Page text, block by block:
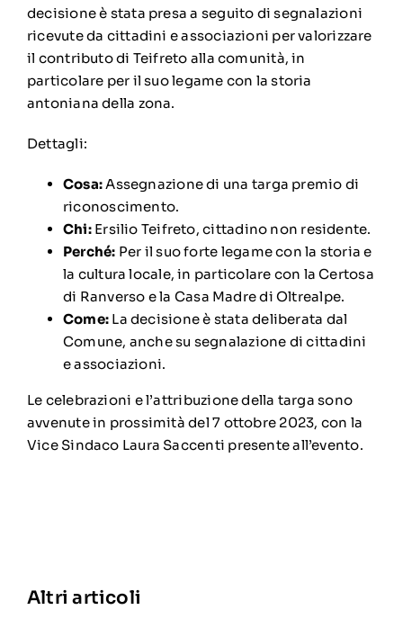
decisione è stata presa a seguito di segnalazioni
ricevute da cittadini e associazioni per valorizzare
il contributo di Teifreto alla comunità, in
particolare per il suo legame con la storia
antoniana della zona.
Dettagli:
Cosa:Assegnazione di una targa premio di
riconoscimento.
Chi: Ersilio Teifreto, cittadino non residente.
Perché: Per il suo forte legame con la storia e
la cultura locale, in particolare con laCertosa
di Ranverso e la Casa Madre di Oltrealpe.
Come: La decisione è stata deliberata dal
Comune, anche su segnalazione di cittadini
e associazioni.
Le celebrazioni e l’attribuzione della targa sono
avvenute in prossimità del 7 ottobre 2023, con la
Vice Sindaco Laura Saccenti presente all’evento.
Altri articoli